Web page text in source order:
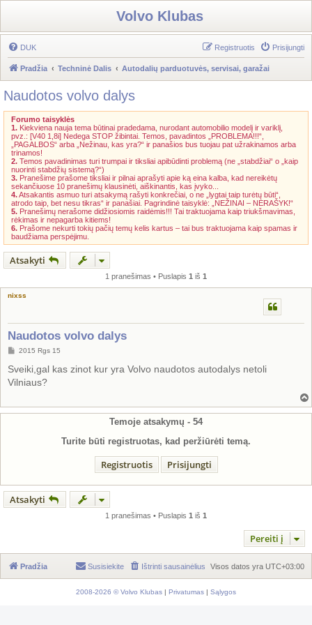
Volvo Klubas
DUK Prisijungti
Registruotis
Pradžia Techninė Dalis Autodalių parduotuvės, servisai, garažai
Naudotos volvo dalys
Forumo taisyklės
1. Kiekviena nauja tema būtinai pradedama, nurodant automobilio modelį ir variklį,
pvz.: [V40 1,8i] Nedega STOP žibintai. Temos, pavadintos „PROBLEMA!!!“,
„PAGALBOS“ arba „Nežinau, kas yra?“ ir panašios bus tuojau pat užrakinamos arba
trinamos!
2. Temos pavadinimas turi trumpai ir tiksliai apibūdinti problemą (ne „stabdžiai“ o „kaip
nuorinti stabdžių sistemą?“)
3. Pranešime prašome tiksliai ir pilnai aprašyti apie ką eina kalba, kad nereikėtų
sekančiuose 10 pranešimų klausinėti, aiškinantis, kas įvyko...
4.Atsakantis asmuo turi atsakymą rašyti konkrečiai, o ne „lygtai taip turėtų būti“,
atrodo taip, bet nesu tikras“ ir panašiai. Pagrindinė taisyklė: „NEŽINAI – NERAŠYK!“
5. Pranešimų nerašome didžiosiomis raidėmis!!! Tai traktuojama kaip triukšmavimas,
rėkimas ir nepagarba kitiems!
6. Prašome nekurti tokių pačių temų kelis kartus – tai bus traktuojama kaip spamas ir
baudžiama perspėjimu.
Atsakyti
1 pranešimas • Puslapis 1 iš 1
nixss
Naudotos volvo dalys
S
a
n
d
t
2015 Rgs 15
Sveiki,gal kas zinot kur yra Volvo naudotos autodalys netoli
Vilniaus?
i
Temoje atsakymų - 54
Turite būti registruotas, kad peržiūrėti temą.
Registruotis Prisijungti
Atsakyti
1 pranešimas • Puslapis 1 iš 1
Pereiti į
Pradžia Visos datos yra UTC+03:00
Ištrinti sausainėlius
Susisiekite
2008-2026 © Volvo Klubas | Privatumas | Sąlygos